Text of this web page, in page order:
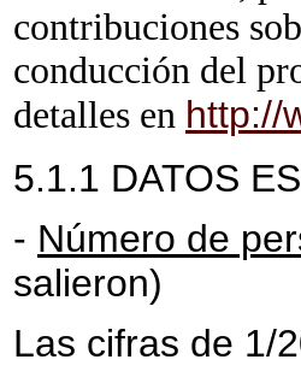
contribuciones
conducción del
detalles en http://
5.1.1 DATOS
- Número de
salieron)
Las cifras de 1/